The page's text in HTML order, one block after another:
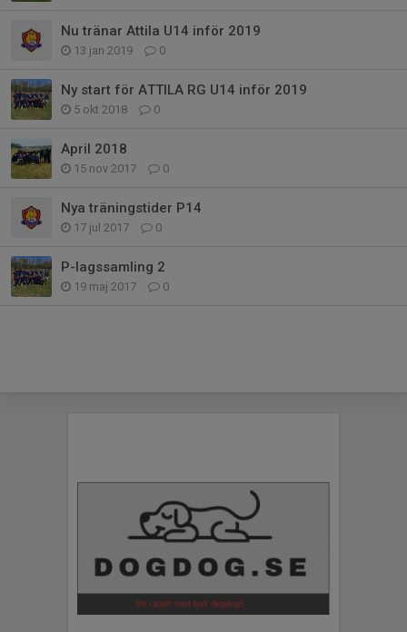
Nu tränar Attila U14 inför 2019
13 jan 2019 0
Ny start för ATTILA RG U14 inför 2019
5 okt 2018 0
April 2018
15 nov 2017 0
Nya träningstider P14
17 jul 2017 0
P-lagssamling 2
19 maj 2017 0